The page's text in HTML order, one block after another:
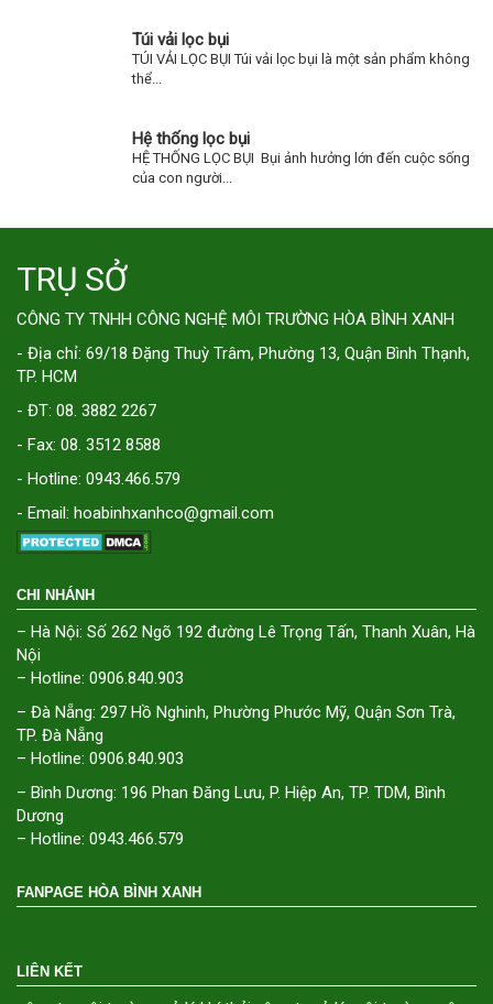
Túi vải lọc bụi
TÚI VẢI LỌC BỤI Túi vải lọc bụi là một sản phẩm không
thể...
Hệ thống lọc bụi
HỆ THỐNG LỌC BỤI Bụi ảnh hưởng lớn đến cuộc sống
của con người...
TRỤ SỞ
CÔNG TY TNHH CÔNG NGHỆ MÔI TRƯỜNG HÒA BÌNH XANH
- Địa chỉ: 69/18 Đặng Thuỳ Trâm, Phường 13, Quận Bình Thạnh,
TP. HCM
- ĐT: 08. 3882 2267
- Fax: 08. 3512 8588
- Hotline: 0943.466.579
- Email: hoabinhxanhco@gmail.com
CHI NHÁNH
– Hà Nội: Số 262 Ngõ 192 đường Lê Trọng Tấn, Thanh Xuân, Hà
Nội
– Hotline: 0906.840.903
– Đà Nẵng: 297 Hồ Nghinh, Phường Phước Mỹ, Quận Sơn Trà,
TP. Đà Nẵng
– Hotline: 0906.840.903
– Bình Dương: 196 Phan Đăng Lưu, P. Hiệp An, TP. TDM, Bình
Dương
– Hotline: 0943.466.579
FANPAGE HÒA BÌNH XANH
LIÊN KẾT